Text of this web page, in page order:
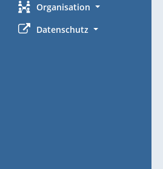
Organisation
Datenschutz